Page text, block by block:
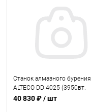
Станок алмазного бурения
ALTECO DD 4025 (3950вт.
255мм. 580об/мин., мокр.
40 830 ₽/ шт